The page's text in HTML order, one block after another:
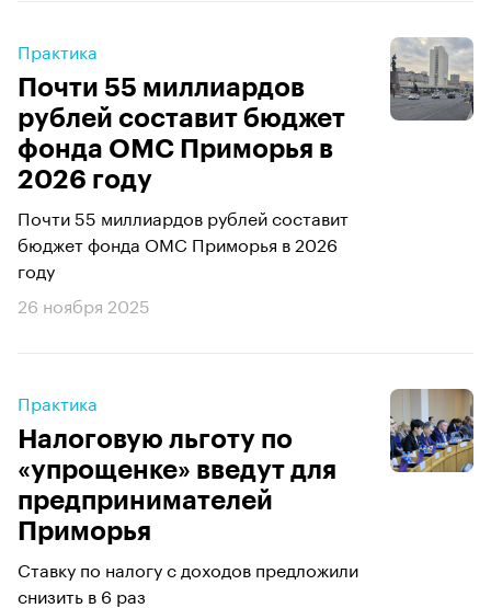
Практика
Почти 55 миллиардов
рублей составит бюджет
фонда ОМС Приморья в
2026 году
Почти 55 миллиардов рублей составит
бюджет фонда ОМС Приморья в 2026
году
26 ноября 2025
Практика
Налоговую льготу по
«упрощенке» введут для
предпринимателей
Приморья
Ставку по налогу с доходов предложили
снизить в 6 раз